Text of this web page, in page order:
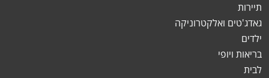
תיירות
גאדג'טים ואלקטרוניקה
ילדים
בריאות ויופי
לבית